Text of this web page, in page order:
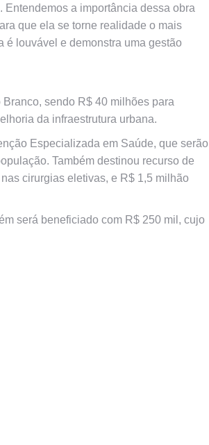
a importância dessa obra
que ela se torne realidade o mais
é louvável e demonstra uma gestão
sendo R$ 40 milhões para
da infraestrutura urbana.
Especializada em Saúde, que serão
Também destinou recurso de
cirurgias eletivas, e R$ 1,5 milhão
será beneficiado com R$ 250 mil, cujo